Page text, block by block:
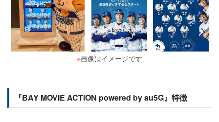
※画像はイメージです
『BAY MOVIE ACTION powered by au5G』特徴